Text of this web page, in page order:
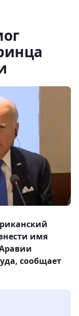
имя
сообщает